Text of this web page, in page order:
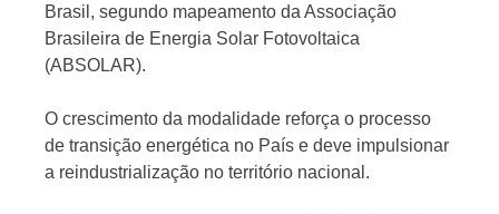
Brasil, segundo mapeamento da Associação
Brasileira de Energia Solar Fotovoltaica
(ABSOLAR).
O crescimento da modalidade reforça o processo
de transição energética no País e deve impulsionar
a reindustrialização no território nacional.